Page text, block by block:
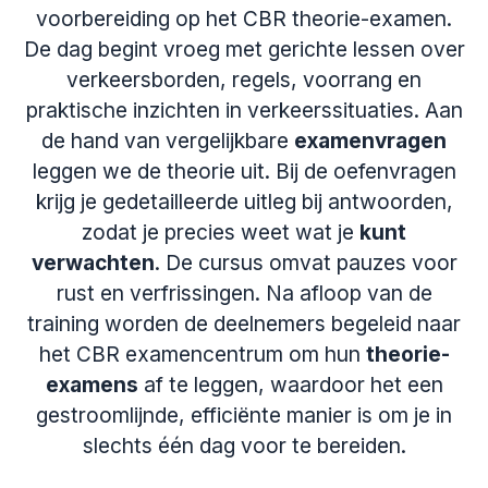
voorbereiding op het CBR theorie-examen.
De dag begint vroeg met gerichte lessen over
verkeersborden, regels, voorrang en
praktische inzichten in verkeerssituaties. Aan
de hand van vergelijkbare examenvragen
leggen we de theorie uit. Bij de oefenvragen
krijg je gedetailleerde uitleg bij antwoorden,
zodat je precies weet wat je kunt
verwachten. De cursus omvat pauzes voor
rust en verfrissingen. Na afloop van de
training worden de deelnemers begeleid naar
het CBR examencentrum om hun theorie-
examens af te leggen, waardoor het een
gestroomlijnde, efficiënte manier is om je in
slechts één dag voor te bereiden.